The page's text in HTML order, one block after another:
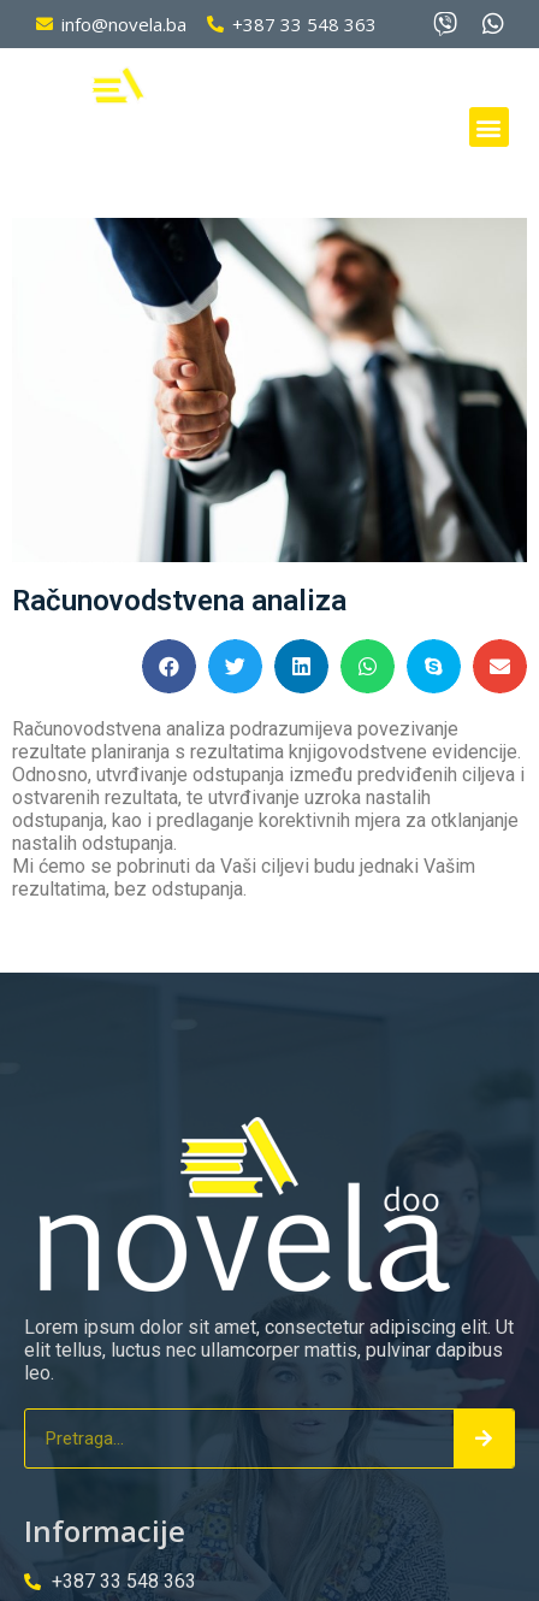
info@novela.ba +387 33 548 363
Računovodstvena analiza
Računovodstvena analiza podrazumijeva povezivanje
rezultate planiranja s rezultatima knjigovodstvene evidencije.
Odnosno, utvrđivanje odstupanja između predviđenih ciljeva i
ostvarenih rezultata, te utvrđivanje uzroka nastalih
odstupanja, kao i predlaganje korektivnih mjera za otklanjanje
nastalih odstupanja.
Mi ćemo se pobrinuti da Vaši ciljevi budu jednaki Vašim
rezultatima, bez odstupanja.
Lorem ipsum dolor sit amet, consectetur adipiscing elit. Ut
elit tellus, luctus nec ullamcorper mattis, pulvinar dapibus
leo.
Informacije
+387 33 548 363